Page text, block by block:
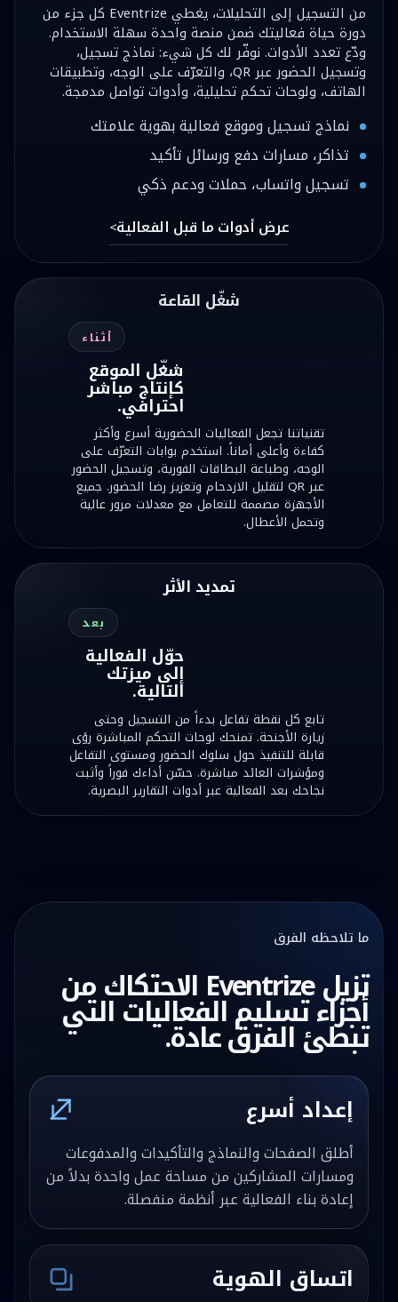
من التسجيل إلى التحليلات، يغطي Eventrize كل جزء من
دورة حياة فعاليتك ضمن منصة واحدة سهلة الاستخدام.
ودّع تعدد الأدوات. نوفّر لك كل شيء: نماذج تسجيل،
وتسجيل الحضور عبر QR، والتعرّف على الوجه، وتطبيقات
الهاتف، ولوحات تحكم تحليلية، وأدوات تواصل مدمجة.
نماذج تسجيل وموقع فعالية بهوية علامتك
تذاكر، مسارات دفع ورسائل تأكيد
تسجيل واتساب، حملات ودعم ذكي
عرض أدوات ما قبل الفعالية
شغّل القاعة
أثناء
شغّل الموقع
كإنتاج مباشر
احترافي.
تقنياتنا تجعل الفعاليات الحضورية أسرع وأكثر
كفاءة وأعلى أماناً. استخدم بوابات التعرّف على
الوجه، وطباعة البطاقات الفورية، وتسجيل الحضور
عبر QR لتقليل الازدحام وتعزيز رضا الحضور. جميع
الأجهزة مصممة للتعامل مع معدلات مرور عالية
وتحمل الأعطال.
تمديد الأثر
بعد
حوّل الفعالية
إلى ميزتك
التالية.
تابع كل نقطة تفاعل بدءاً من التسجيل وحتى
زيارة الأجنحة. تمنحك لوحات التحكم المباشرة رؤى
قابلة للتنفيذ حول سلوك الحضور ومستوى التفاعل
ومؤشرات العائد مباشرة. حسّن أداءك فوراً وأثبت
نجاحك بعد الفعالية عبر أدوات التقارير البصرية.
ما تلاحظه الفرق
تزيل Eventrize الاحتكاك من
أجزاء تسليم الفعاليات التي
تبطئ الفرق عادة.
إعداد أسرع
أطلق الصفحات والنماذج والتأكيدات والمدفوعات
ومسارات المشاركين من مساحة عمل واحدة بدلاً من
إعادة بناء الفعالية عبر أنظمة منفصلة.
اتساق الهوية